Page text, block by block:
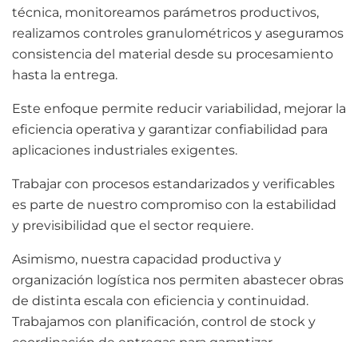
técnica, monitoreamos parámetros productivos,
realizamos controles granulométricos y aseguramos
consistencia del material desde su procesamiento
hasta la entrega.
Este enfoque permite reducir variabilidad, mejorar la
eficiencia operativa y garantizar confiabilidad para
aplicaciones industriales exigentes.
Trabajar con procesos estandarizados y verificables
es parte de nuestro compromiso con la estabilidad
y previsibilidad que el sector requiere.
Asimismo, nuestra capacidad productiva y
organización logística nos permiten abastecer obras
de distinta escala con eficiencia y continuidad.
Trabajamos con planificación, control de stock y